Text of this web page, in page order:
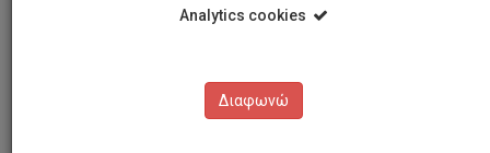
Analytics cookies
Διαφωνώ